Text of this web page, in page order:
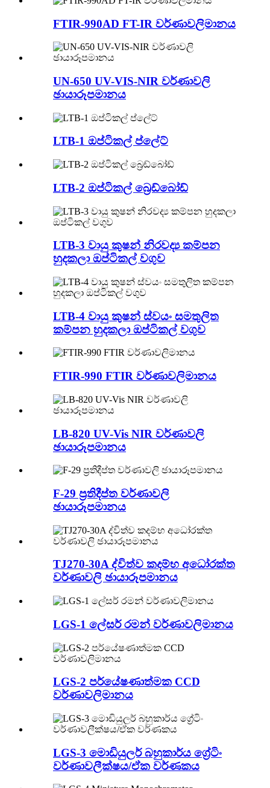
FTIR-990AD FT-IR වර්ණාවලිමානය
UN-650 UV-VIS-NIR වර්ණාවලි
ඡායාරූපමානය
LTB-1 ඔප්ටිකල් ප්ලේට්
LTB-2 ඔප්ටිකල් බ්‍රෙඩ්බෝඩ්
LTB-3 වායු කුෂන් නිරවද්‍ය කම්පන
හුදකලා ඔප්ටිකල් වගුව
LTB-4 වායු කුෂන් ස්වයං සමතුලිත
කම්පන හුදකලා ඔප්ටිකල් වගුව
FTIR-990 FTIR වර්ණාවලිමානය
LB-820 UV-Vis NIR වර්ණාවලි
ඡායාරූපමානය
F-29 ප්‍රතිදීප්ත වර්ණාවලි
ඡායාරූපමානය
TJ270-30A ද්විත්ව කදම්භ අධෝරක්ත
වර්ණාවලි ඡායාරූපමානය
LGS-1 ලේසර් රමන් වර්ණාවලිමානය
LGS-2 පර්යේෂණාත්මක CCD
වර්ණාවලිමානය
LGS-3 මොඩියුලර් බහුකාර්ය ග්‍රේටිං
වර්ණාවලීක්ෂය/ඒක වර්ණකය